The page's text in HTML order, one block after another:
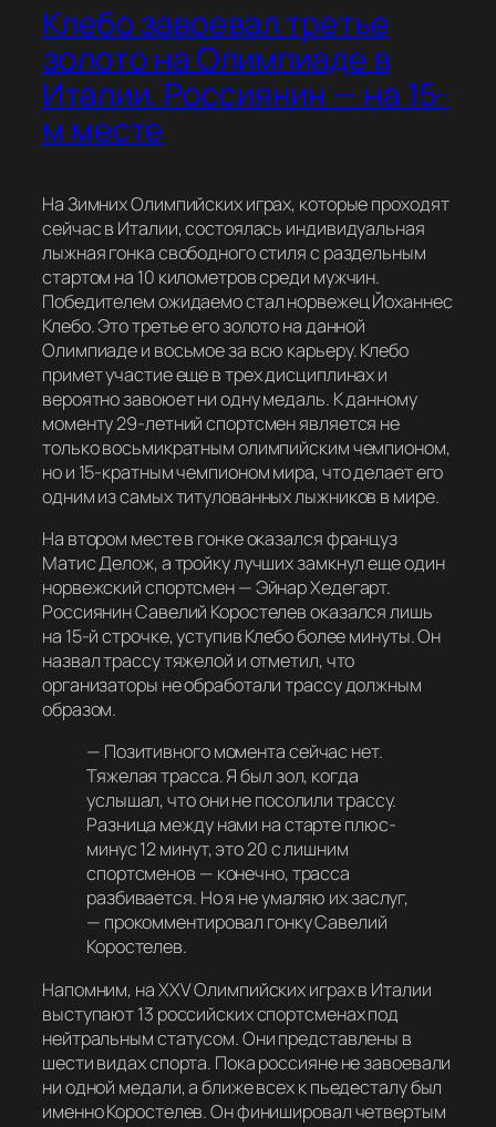
Клебо завоевал третье
золото на Олимпиаде в
Италии. Россиянин — на 15-
м месте
На Зимних Олимпийских играх, которые проходят
сейчас в Италии, состоялась индивидуальная
лыжная гонка свободного стиля с раздельным
стартом на 10 километров среди мужчин.
Победителем ожидаемо стал норвежец Йоханнес
Клебо. Это третье его золото на данной
Олимпиаде и восьмое за всю карьеру. Клебо
примет участие еще в трех дисциплинах и
вероятно завоюет ни одну медаль. К данному
моменту 29-летний спортсмен является не
только восьмикратным олимпийским чемпионом,
но и 15-кратным чемпионом мира, что делает его
одним из самых титулованных лыжников в мире.
На втором месте в гонке оказался француз
Матис Делож, а тройку лучших замкнул еще один
норвежский спортсмен — Эйнар Хедегарт.
Россиянин Савелий Коростелев оказался лишь
на 15-й строчке, уступив Клебо более минуты. Он
назвал трассу тяжелой и отметил, что
организаторы не обработали трассу должным
образом.
— Позитивного момента сейчас нет.
Тяжелая трасса. Я был зол, когда
услышал, что они не посолили трассу.
Разница между нами на старте плюс-
минус 12 минут, это 20 с лишним
спортсменов — конечно, трасса
разбивается. Но я не умаляю их заслуг,
— прокомментировал гонку Савелий
Коростелев.
Напомним, на XXV Олимпийских играх в Италии
выступают 13 российских спортсменах под
нейтральным статусом. Они представлены в
шести видах спорта. Пока россияне не завоевали
ни одной медали, а ближе всех к пьедесталу был
именно Коростелев. Он финишировал четвертым